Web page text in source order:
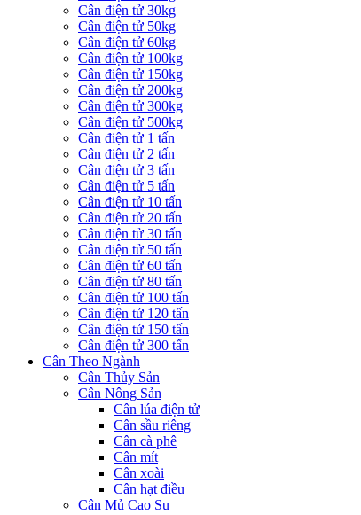
Cân điện tử 30kg
Cân điện tử 50kg
Cân điện tử 60kg
Cân điện tử 100kg
Cân điện tử 150kg
Cân điện tử 200kg
Cân điện tử 300kg
Cân điện tử 500kg
Cân điện tử 1 tấn
Cân điện tử 2 tấn
Cân điện tử 3 tấn
Cân điện tử 5 tấn
Cân điện tử 10 tấn
Cân điện tử 20 tấn
Cân điện tử 30 tấn
Cân điện tử 50 tấn
Cân điện tử 60 tấn
Cân điện tử 80 tấn
Cân điện tử 100 tấn
Cân điện tử 120 tấn
Cân điện tử 150 tấn
Cân điện tử 300 tấn
Cân Theo Ngành
Cân Thủy Sản
Cân Nông Sản
Cân lúa điện tử
Cân sầu riêng
Cân cà phê
Cân mít
Cân xoài
Cân hạt điều
Cân Mủ Cao Su